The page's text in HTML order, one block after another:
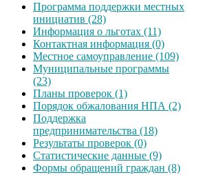
Программа поддержки местных
инициатив (28)
Информация о льготах (11)
Контактная информация (0)
Местное самоуправление (109)
Муниципальные программы
(23)
Планы проверок (1)
Порядок обжалования НПА (2)
Поддержка
предпринимательства (18)
Результаты проверок (0)
Статистические данные (9)
Формы обращений граждан (8)